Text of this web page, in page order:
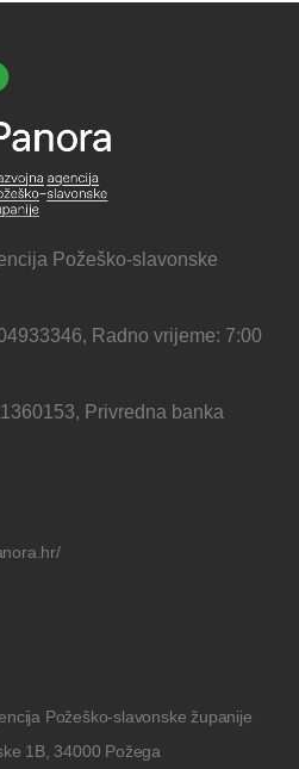
Požeško-slavonske
Radno vrijeme: 7:00
Privredna banka
Požeško-slavonske županije
1B, 34000 Požega